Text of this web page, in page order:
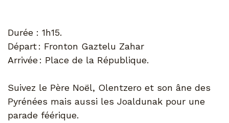
Durée : 1h15.
Départ : Fronton Gaztelu Zahar
Arrivée : Place de la République.
Suivez le Père Noël, Olentzero et son âne des
Pyrénées mais aussi les Joaldunak pour une
parade féérique.